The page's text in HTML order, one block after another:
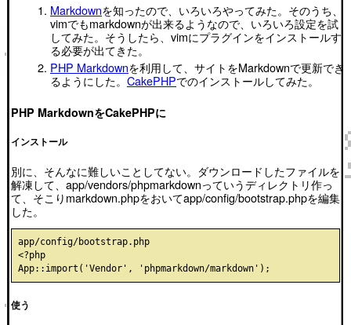
Markdownを知ったので、いろいろやってみた。そのうち、
vimでもmarkdownが出来るようなので、いろいろ設定を試
してみた。そうしたら、vimにプラグインをインストールす
る必要が出てきた。
PHP Markdownを利用して、サイトをMarkdownで更新でき
るようにした。 CakePHPでのインストールしてみた。
PHP MarkdownをCakePHPに
インストール
別に、そんなに難しいことしてない。ダウンロードしたファイルを
解凍して、app/vendors/phpmarkdownっていうディレクトリ作っ
て、そこりmarkdown.phpをおいてapp/config/bootstrap.phpを編集
した。
app/config/bootstrap.php
<?php
使う